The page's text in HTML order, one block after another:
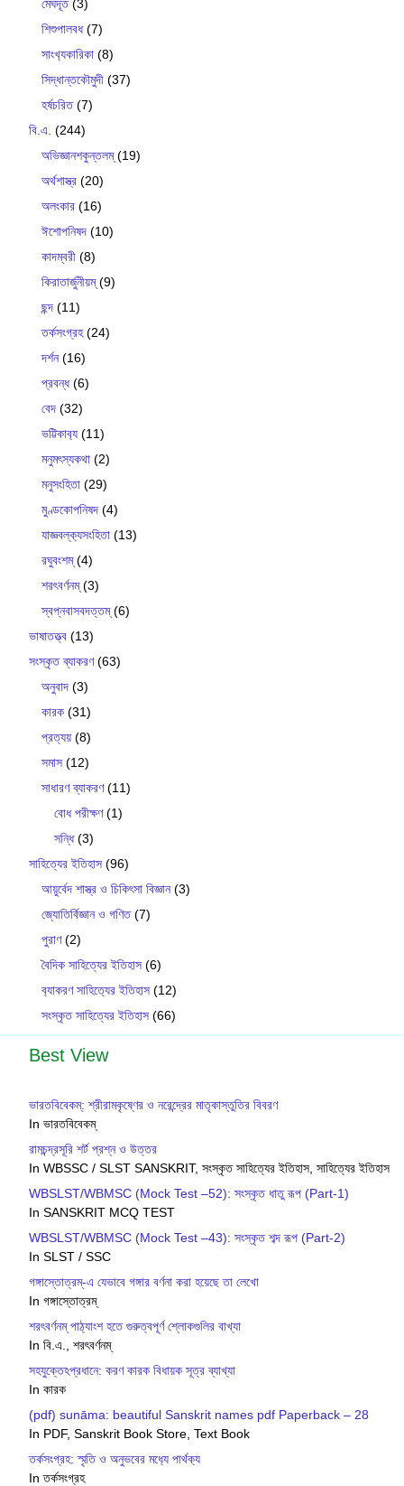
মেঘদূত(3)
শিশুপালবধ(7)
সাংখ‍্যকারিকা (8)
সিদ্ধান্তকৌমুদী (37)
হর্ষচরিত(7)
বি.এ. (244)
অভিজ্ঞানশকুন্তলম্(19)
অর্থশাস্ত্র (20)
অলংকার (16)
ঈশোপনিষদ (10)
কাদম্বরী (8)
কিরাতার্জুনীয়ম্(9)
ছন্দ (11)
তর্কসংগ্রহ(24)
দর্শন(16)
প্রবন্ধ(6)
বেদ (32)
ভট্টিকাব‍্য (11)
মনুমৎস্যকথা (2)
মনুসংহিতা (29)
মুণ্ডকোপনিষদ (4)
যাজ্ঞবল্ক‍্যসংহিতা (13)
রঘুবংশম্(4)
শরৎবর্ণনম্(3)
স্বপ্নবাসবদত্তম্(6)
ভাষাতত্ত্ব (13)
সংস্কৃত ব্যাকরণ(63)
অনুবাদ (3)
কারক (31)
প্রত্যয় (8)
সমাস (12)
সাধারণ ব্যাকরণ(11)
বোধ পরীক্ষণ(1)
সন্ধি(3)
সাহিত্যের ইতিহাস (96)
আয়ুর্বেদ শাস্ত্র ও চিকিৎসা বিজ্ঞান(3)
জ্যোতির্বিজ্ঞান ও গণিত(7)
পুরাণ(2)
বৈদিক সাহিত্যের ইতিহাস (6)
ব‍্যাকরণ সাহিত‍্যের ইতিহাস (12)
সংস্কৃত সাহিত্যের ইতিহাস (66)
Best View
ভারতবিবেকম্: শ্রীরামকৃষ্ণের ও নরেন্দ্রের মাতৃকাস্তুতির বিবরণ
In ভারতবিবেকম্
রামচন্দ্রসূরি শর্ট প্রশ্ন ও উত্তর
In WBSSC / SLST SANSKRIT, সংস্কৃত সাহিত্যের ইতিহাস, সাহিত্যের ইতিহাস
WBSLST/WBMSC (Mock Test –52): সংস্কৃত ধাতু রূপ (Part-1)
In SANSKRIT MCQ TEST
WBSLST/WBMSC (Mock Test –43): সংস্কৃত শব্দ রূপ (Part-2)
In SLST / SSC
গঙ্গাস্তোত্রম্-এ যেভাবে গঙ্গার বর্ণনা করা হয়েছে তা লেখো
In গঙ্গাস্তোত্রম্
শরৎবর্ণনম্ পাঠ্যাংশ হতে গুরুত্বপূর্ণ শ্লোকগুলির বাখ্যা
In বি.এ., শরৎবর্ণনম্
সহযুক্তেঽপ্রধানে: করণ কারক বিধায়ক সূত্র ব্যাখ্যা
In কারক
(pdf) sunāma: beautiful Sanskrit names pdf Paperback – 28
In PDF, Sanskrit Book Store, Text Book
তর্কসংগ্রহ: স্মৃতি ও অনুভবের মধ‍্যে পার্থক‍্য
In তর্কসংগ্রহ